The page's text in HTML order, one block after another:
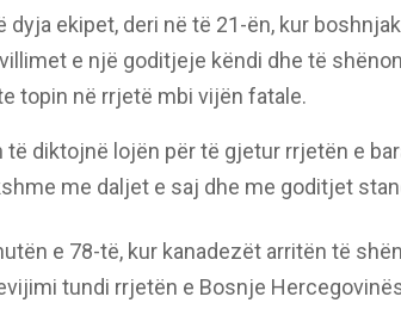
ekipet, deri në të 21-ën, kur
e një goditjeje këndi dhe të
topin në rrjetë mbi vijën fatale.
të diktojnë lojën për të gjetur rrjetën e
me daljet e saj dhe me goditjet
e 78-të, kur kanadezët arritën të
tundi rrjetën e Bosnje